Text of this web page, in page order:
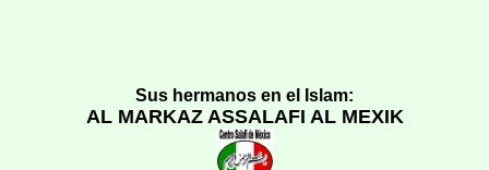
Sus hermanos en el Islam:
AL MARKAZ ASSALAFI AL MEXIK